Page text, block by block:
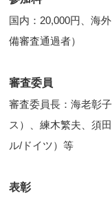
国内：20,000円、海
備審査通過者）
審査委員
審査委員長：海老彰
ス）、練木繁夫、須
ル/ドイツ）等
表彰